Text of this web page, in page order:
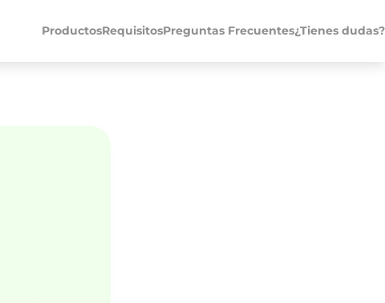
ProductosRequisitosPreguntas Frecuentes¿Tienes dudas?